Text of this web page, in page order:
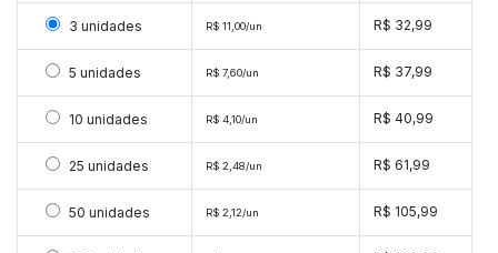
Selecionar 3 unidades
3 unidades R$ 11,00/un R$ 32,99
Selecionar 5 unidades
5 unidades R$ 7,60/un R$ 37,99
Selecionar 10 unidades
10 unidades R$ 4,10/un R$ 40,99
Selecionar 25 unidades
25 unidades R$ 2,48/un R$ 61,99
Selecionar 50 unidades
50 unidades R$ 2,12/un R$ 105,99